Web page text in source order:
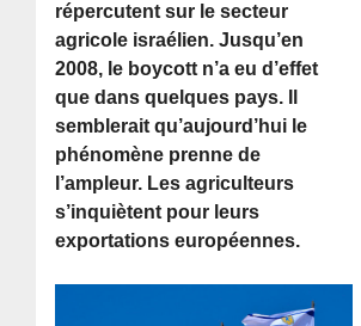
répercutent sur le secteur
agricole israélien. Jusqu’en
2008, le boycott n’a eu d’effet
que dans quelques pays. Il
semblerait qu’aujourd’hui le
phénomène prenne de
l’ampleur. Les agriculteurs
s’inquiètent pour leurs
exportations européennes.